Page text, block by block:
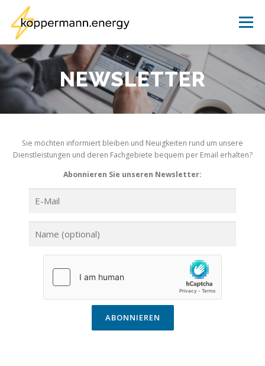
Inhalt
springen
Menü
LÖSUNGEN SERVICE WIR AKTUELLES
KONTAKT
NEWSLETTER
Sie möchten informiert bleiben und Neuigkeiten rund um unsere
Dienstleistungen und deren Fachgebiete bequem per Email erhalten?
Abonnieren Sie unseren Newsletter: